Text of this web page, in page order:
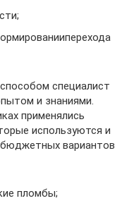
специалист
и знаниями.
применялись
используются и
вариантов
пломбы;